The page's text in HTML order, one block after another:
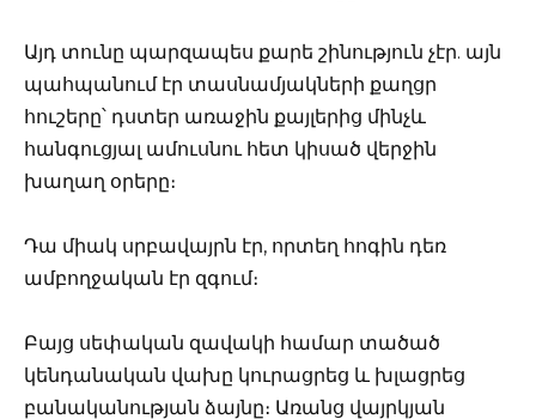
Այդ տունը պարզապես քարե շինություն չէր. այն
պահպանում էր տասնամյակների քաղցր
հուշերը՝ դստեր առաջին քայլերից մինչև
հանգուցյալ ամուսնու հետ կիսած վերջին
խաղաղ օրերը։
Դա միակ սրբավայրն էր, որտեղ հոգին դեռ
ամբողջական էր զգում։
Բայց սեփական զավակի համար տածած
կենդանական վախը կուրացրեց և խլացրեց
բանականության ձայնը։ Առանց վայրկյան